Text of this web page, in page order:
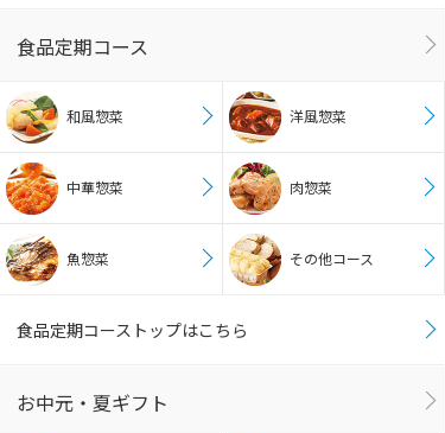
食品定期コース
和風惣菜 洋風惣菜
中華惣菜 肉惣菜
魚惣菜 その他コース
食品定期コーストップはこちら
お中元・夏ギフト